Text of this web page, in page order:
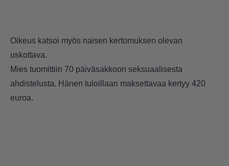
Oikeus katsoi myös naisen kertomuksen olevan
uskottava.
Mies tuomittiin 70 päiväsakkoon seksuaalisesta
ahdistelusta. Hänen tuloillaan maksettavaa kertyy 420
euroa.